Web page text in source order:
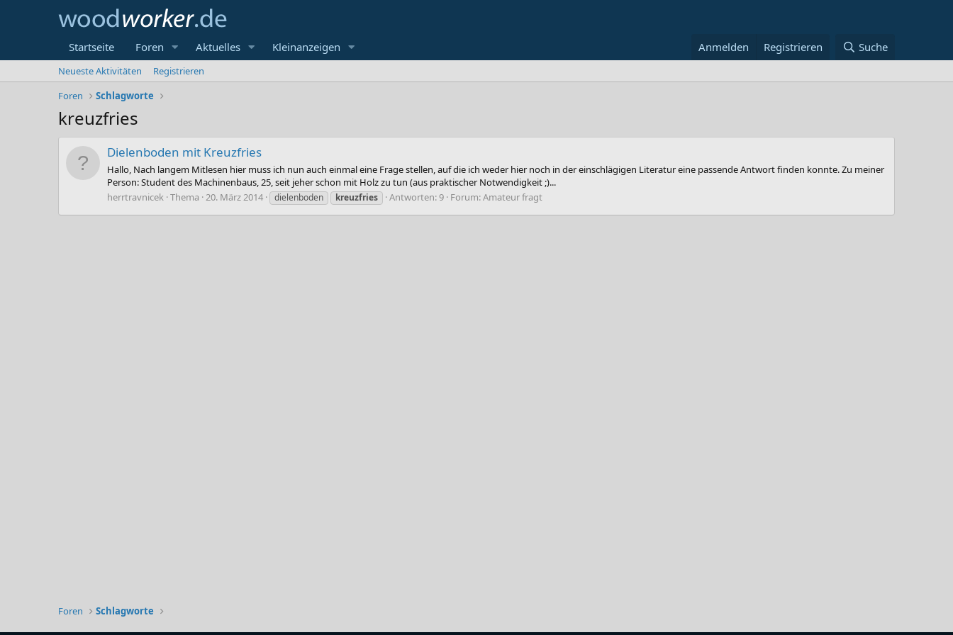
Startseite Foren Aktuelles Kleinanzeigen Anmelden Registrieren Suche
Neueste Aktivitäten
Registrieren
Foren
Schlagworte
kreuzfries
Dielenboden mit Kreuzfries
Hallo, Nach langem Mitlesen hier muss ich nun auch einmal eine Frage stellen, auf die ich weder hier noch in der einschlägigen Literatur eine passende Antwort finden konnte. Zu meiner
Person: Student des Machinenbaus, 25, seit jeher schon mit Holz zu tun (aus praktischer Notwendigkeit ;)...
herrtravnicek Thema 20. März 2014 dielenboden kreuzfries Antworten: 9 Forum:Amateur fragt
Foren Schlagworte